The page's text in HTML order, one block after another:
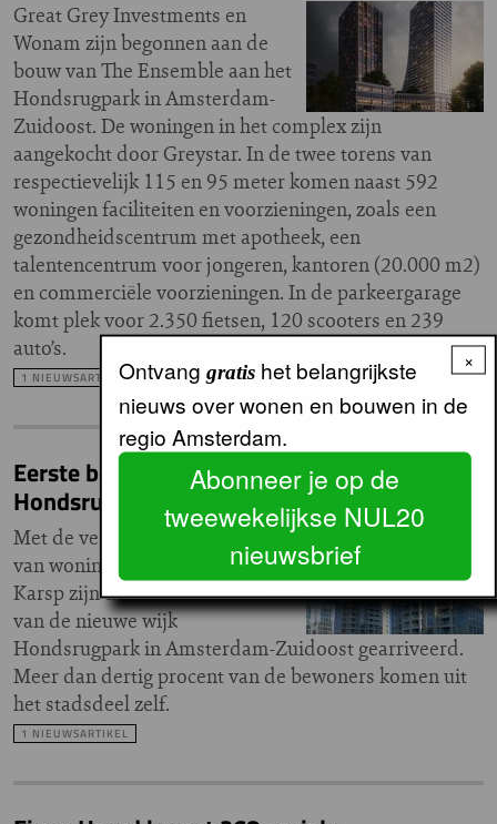
Great Grey Investments en
Wonam zijn begonnen aan de
bouw van The Ensemble aan het
Hondsrugpark in Amsterdam-
Zuidoost. De woningen in het complex zijn
aangekocht door Greystar. In de twee torens van
respectievelijk 115 en 95 meter komen naast 592
woningen faciliteiten en voorzieningen, zoals een
gezondheidscentrum met apotheek, een
talentencentrum voor jongeren, kantoren (20.000 m2)
en commerciële voorzieningen. In de parkeergarage
komt plek voor 2.350 fietsen, 120 scooters en 239
auto’s.
1 NIEUWSARTIKEL
Eerste bewoners voor nieuwbouwwijk
Hondsrugpark in Amsterdam-Zuidoost
Met de verhuur per 1 september
van woningcomplex LIV de
Karsp zijn de eerste huurders
van de nieuwe wijk
Hondsrugpark in Amsterdam-Zuidoost gearriveerd.
Meer dan dertig procent van de bewoners komen uit
het stadsdeel zelf.
1 NIEUWSARTIKEL
×
Ontvang gratishet belangrijkste
nieuws over wonen en bouwen in de
regio Amsterdam.
Abonneer je op de
tweewekelijkse NUL20
nieuwsbrief